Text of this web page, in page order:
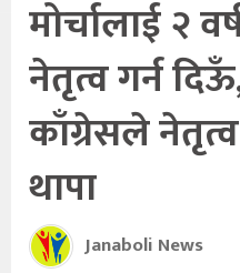
मोर्चालाई २
नेतृत्व गर्न
काँग्रेसले
थापा
Janaboli News